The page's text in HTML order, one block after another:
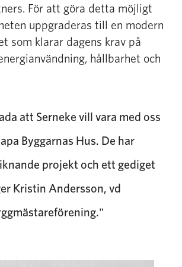
För att göra detta möjligt
uppgraderas till en modern
som klarar dagens krav på
hållbarhet och
att Serneke vill vara med oss
Byggarnas Hus. De har
projekt och ett gediget
Kristin Andersson, vd